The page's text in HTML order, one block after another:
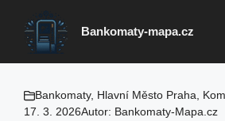
obsah
Bankomaty-mapa.cz
Bankomaty, Hlavní Město Praha
17. 3. 2026Autor: Bankomaty-Mapa.cz